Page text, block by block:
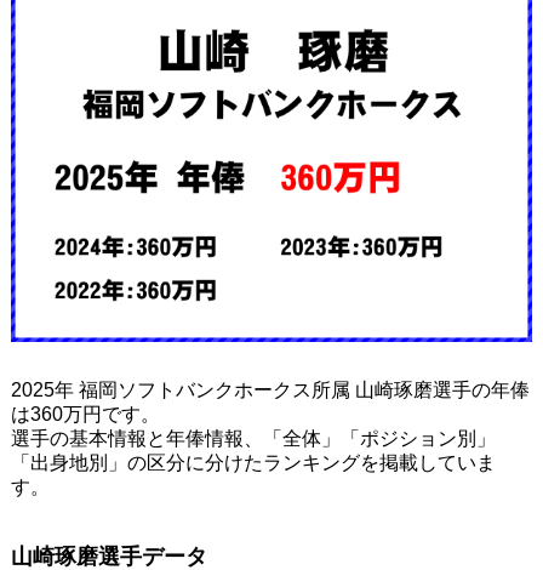
2025年 福岡ソフトバンクホークス所属 山崎琢磨選手の年俸
は360万円です。
選手の基本情報と年俸情報、「全体」「ポジション別」
「出身地別」の区分に分けたランキングを掲載していま
す。
山崎琢磨選手データ